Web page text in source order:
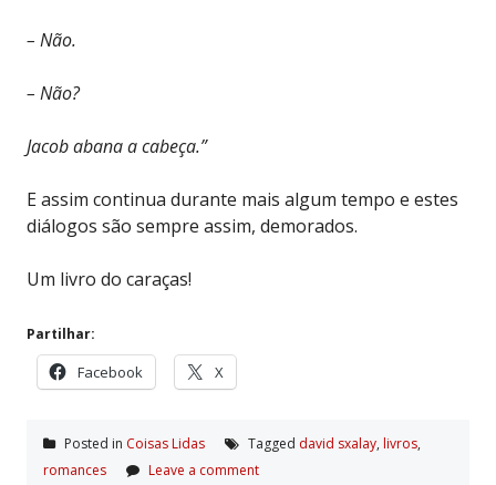
– Não.
– Não?
Jacob abana a cabeça.”
E assim continua durante mais algum tempo e estes
diálogos são sempre assim, demorados.
Um livro do caraças!
Partilhar:
Facebook X
Posted in Coisas Lidas Tagged david sxalay, livros,
romances
Leave a comment